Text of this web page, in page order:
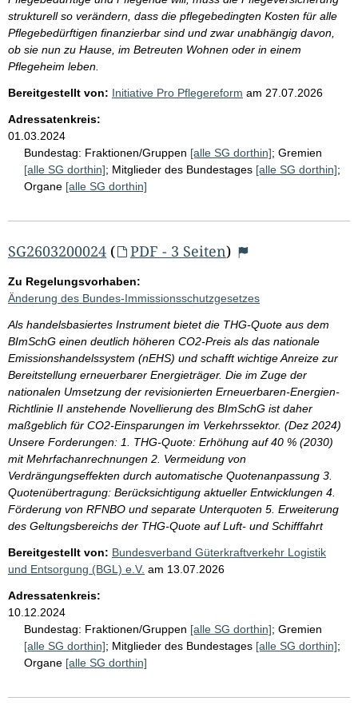
strukturell so verändern, dass die pflegebedingten Kosten für alle
Pflegebedürftigen finanzierbar sind und zwar unabhängig davon,
ob sie nun zu Hause, im Betreuten Wohnen oder in einem
Pflegeheim leben.
Bereitgestellt von: Initiative Pro Pflegereform am 27.07.2026
Adressatenkreis:
01.03.2024
Bundestag: Fraktionen/Gruppen [alle SG dorthin]; Gremien
[alle SG dorthin]; Mitglieder des Bundestages [alle SG dorthin];
Organe [alle SG dorthin]
SG2603200024 ( PDF - 3 Seiten)
Zu Regelungsvorhaben:
Änderung des Bundes-Immissionsschutzgesetzes
Als handelsbasiertes Instrument bietet die THG-Quote aus dem
BImSchG einen deutlich höheren CO2-Preis als das nationale
Emissionshandelssystem (nEHS) und schafft wichtige Anreize zur
Bereitstellung erneuerbarer Energieträger. Die im Zuge der
nationalen Umsetzung der revisionierten Erneuerbaren-Energien-
Richtlinie II anstehende Novellierung des BImSchG ist daher
maßgeblich für CO2-Einsparungen im Verkehrssektor. (Dez 2024)
Unsere Forderungen: 1. THG-Quote: Erhöhung auf 40 % (2030)
mit Mehrfachanrechnungen 2. Vermeidung von
Verdrängungseffekten durch automatische Quotenanpassung 3.
Quotenübertragung: Berücksichtigung aktueller Entwicklungen 4.
Förderung von RFNBO und separate Unterquoten 5. Erweiterung
des Geltungsbereichs der THG-Quote auf Luft- und Schifffahrt
Bereitgestellt von: Bundesverband Güterkraftverkehr Logistik
und Entsorgung (BGL) e.V. am 13.07.2026
Adressatenkreis:
10.12.2024
Bundestag: Fraktionen/Gruppen [alle SG dorthin]; Gremien
[alle SG dorthin]; Mitglieder des Bundestages [alle SG dorthin];
Organe [alle SG dorthin]